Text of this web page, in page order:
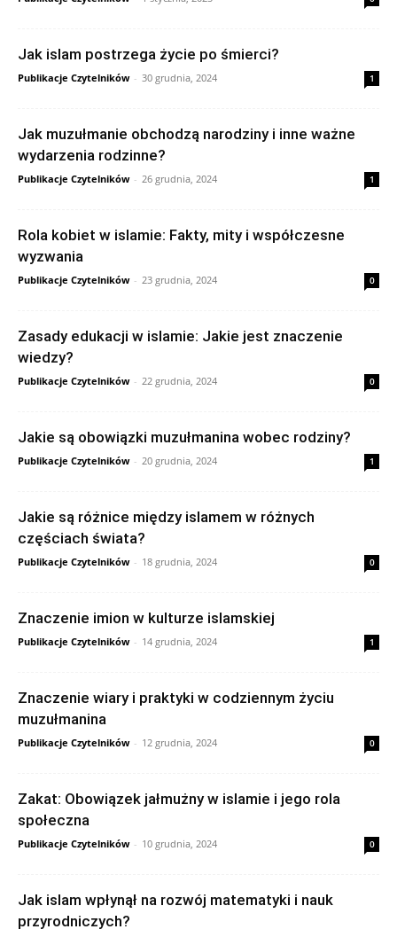
Jak islam postrzega życie po śmierci?
Publikacje Czytelników - 30 grudnia, 2024 1
Jak muzułmanie obchodzą narodziny i inne ważne
wydarzenia rodzinne?
Publikacje Czytelników - 26 grudnia, 2024 1
Rola kobiet w islamie: Fakty, mity i współczesne
wyzwania
Publikacje Czytelników - 23 grudnia, 2024 0
Zasady edukacji w islamie: Jakie jest znaczenie
wiedzy?
Publikacje Czytelników - 22 grudnia, 2024 0
Jakie są obowiązki muzułmanina wobec rodziny?
Publikacje Czytelników - 20 grudnia, 2024 1
Jakie są różnice między islamem w różnych
częściach świata?
Publikacje Czytelników - 18 grudnia, 2024 0
Znaczenie imion w kulturze islamskiej
Publikacje Czytelników - 14 grudnia, 2024 1
Znaczenie wiary i praktyki w codziennym życiu
muzułmanina
Publikacje Czytelników - 12 grudnia, 2024 0
Zakat: Obowiązek jałmużny w islamie i jego rola
społeczna
Publikacje Czytelników - 10 grudnia, 2024 0
Jak islam wpłynął na rozwój matematyki i nauk
przyrodniczych?